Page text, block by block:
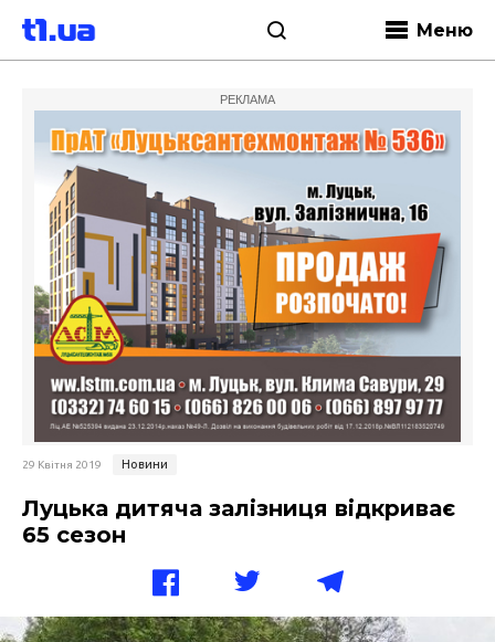
Меню
РЕКЛАМА
29 Квітня 2019 Новини
Луцька дитяча залізниця відкриває
65 сезон